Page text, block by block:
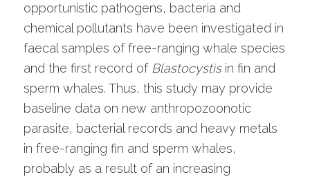
opportunistic pathogens, bacteria and
chemical pollutants have been investigated in
faecal samples of free-ranging whale species
and the first record of Blastocystisin fin and
sperm whales. Thus, this study may provide
baseline data on new anthropozoonotic
parasite, bacterial records and heavy metals
in free-ranging fin and sperm whales,
probably as a result of an increasing